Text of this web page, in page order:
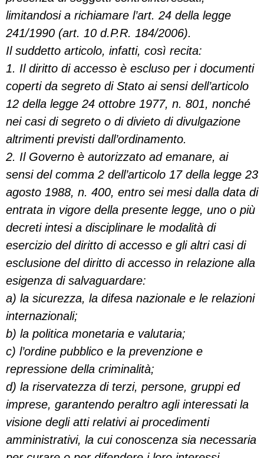
limitandosi a richiamare l’art. 24 della legge
241/1990 (art. 10 d.P.R. 184/2006).
Il suddetto articolo, infatti, così recita:
1. Il diritto di accesso è escluso per i documenti
coperti da segreto di Stato ai sensi dell’articolo
12 della legge 24 ottobre 1977, n. 801, nonché
nei casi di segreto o di divieto di divulgazione
altrimenti previsti dall’ordinamento.
2. Il Governo è autorizzato ad emanare, ai
sensi del comma 2 dell’articolo 17 della legge 23
agosto 1988, n. 400, entro sei mesi dalla data di
entrata in vigore della presente legge, uno o più
decreti intesi a disciplinare le modalità di
esercizio del diritto di accesso e gli altri casi di
esclusione del diritto di accesso in relazione alla
esigenza di salvaguardare:
a) la sicurezza, la difesa nazionale e le relazioni
internazionali;
b) la politica monetaria e valutaria;
c) l’ordine pubblico e la prevenzione e
repressione della criminalità;
d) la riservatezza di terzi, persone, gruppi ed
imprese, garantendo peraltro agli interessati la
visione degli atti relativi ai procedimenti
amministrativi, la cui conoscenza sia necessaria